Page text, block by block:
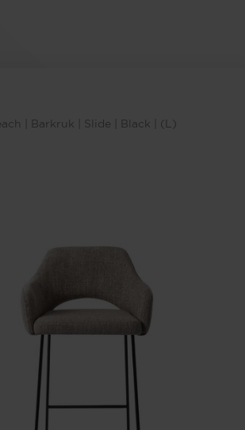
| Barkruk | Slide | Black | (L)